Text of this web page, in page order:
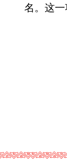
名。这